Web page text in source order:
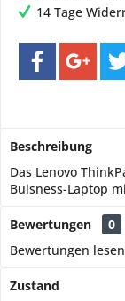
14 Tage
Beschreibung
Das Lenovo
Buisness-Laptop
Bewertungen
0
Bewertungen
Zustand